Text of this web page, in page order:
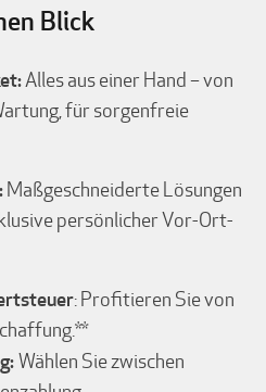
Blick
Alles aus einer Hand – von
für sorgenfreie
Maßgeschneiderte Lösungen
persönlicher Vor-Ort-
: Profitieren Sie von
Wählen Sie zwischen